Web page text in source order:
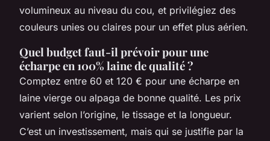
volumineux au niveau du cou, et privilégiez des
couleurs unies ou claires pour un effet plus aérien.
Quel budget faut-il prévoir pour une
écharpe en 100% laine de qualité ?
Comptez entre 60 et 120 € pour une écharpe en
laine vierge ou alpaga de bonne qualité. Les prix
varient selon l’origine, le tissage et la longueur.
C’est un investissement, mais qui se justifie par la